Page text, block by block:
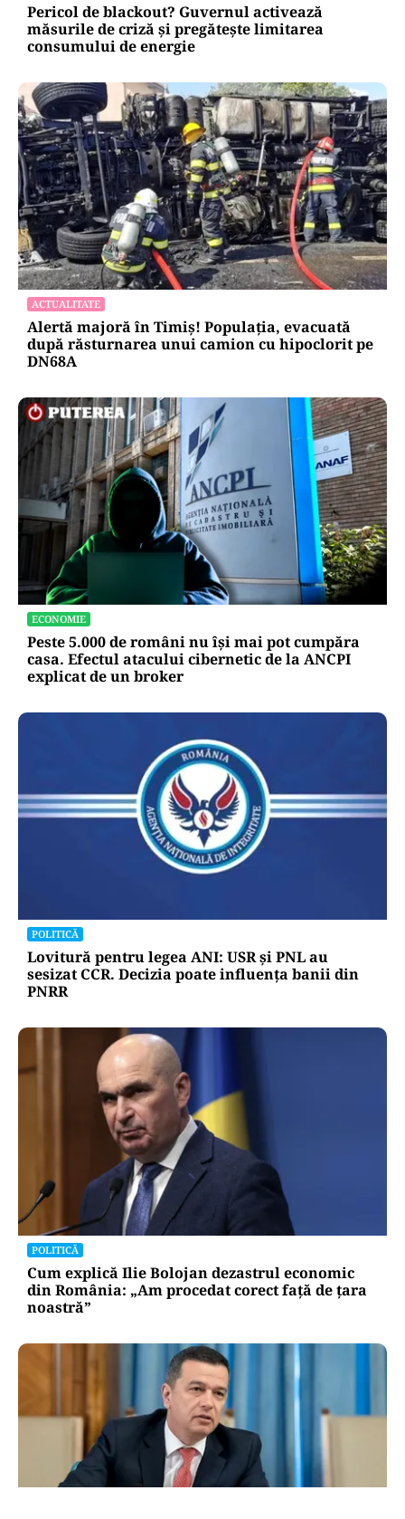
Pericol de blackout? Guvernul activează
măsurile de criză și pregătește limitarea
consumului de energie
ACTUALITATE
Alertă majoră în Timiș! Populația, evacuată
după răsturnarea unui camion cu hipoclorit pe
DN68A
ECONOMIE
Peste 5.000 de români nu își mai pot cumpăra
casa. Efectul atacului cibernetic de la ANCPI
explicat de un broker
POLITICĂ
Lovitură pentru legea ANI: USR și PNL au
sesizat CCR. Decizia poate influența banii din
PNRR
POLITICĂ
Cum explică Ilie Bolojan dezastrul economic
din România: „Am procedat corect față de țara
noastră”